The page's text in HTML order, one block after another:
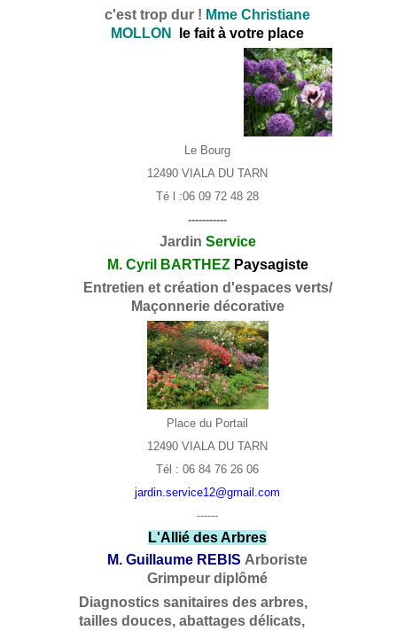
c'est trop dur ! Mme Christiane
MOLLON
le fait à votre place
Le Bourg
12490 VIALA DU TARN
Té l :06 09 72 48 28
-----------
Jardin Service
M. Cyril BARTHEZ Paysagiste
Entretien et création d'espaces verts/
Maçonnerie décorative
Place du Portail
12490 VIALA DU TARN
Tél : 06 84 76 26 06
jardin.service12@gmail.com
------
L'Allié des Arbres
M. Guillaume REBIS Arboriste
Grimpeur diplômé
Diagnostics sanitaires des arbres,
tailles douces, abattages délicats,